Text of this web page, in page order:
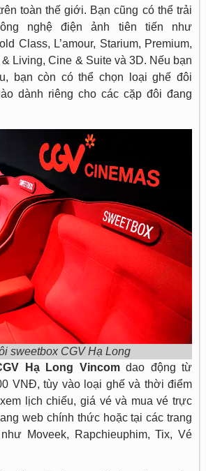
toàn thế giới. Bạn cũng có thể trải
nghệ điện ảnh tiên tiến như
Class, L’amour, Starium, Premium,
Living, Cine & Suite và 3D. Nếu bạn
bạn còn có thể chọn loại ghế đôi
dành riêng cho các cặp đôi đang
sweetbox CGV Hạ Long
Hạ Long Vincomdao động từ
VNĐ, tùy vào loại ghế và thời điểm
lịch chiếu, giá vé và mua vé trực
web chính thức hoặc tại các trang
Moveek, Rapchieuphim, Tix, Vé